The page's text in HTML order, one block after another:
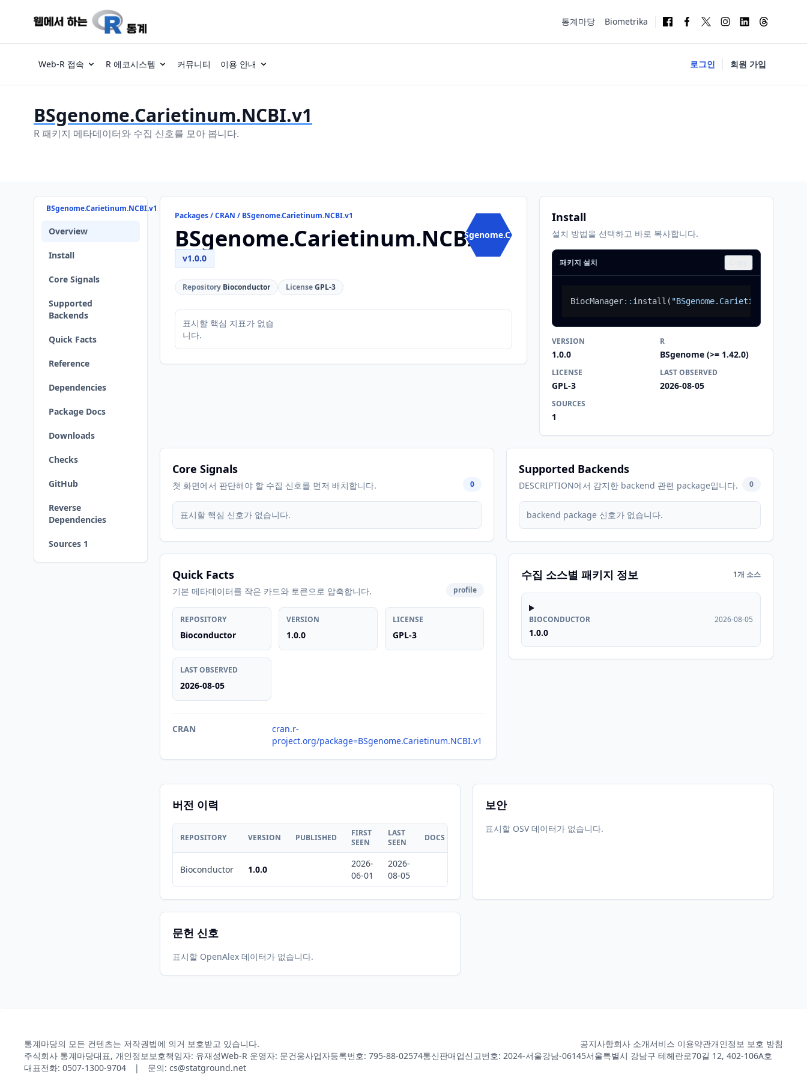
통계마당 Biometrika
Web-R 접속 R 에코시스템 커뮤니티 이용 안내 로그인 회원 가입
BSgenome.Carietinum.NCBI.v1
R 패키지 메타데이터와 수집 신호를 모아 봅니다.
BSgenome.Carietinum.NCBI.v1
Overview
Install
Core Signals
Supported
Backends
Quick Facts
Reference
Dependencies
Package Docs
Downloads
Checks
GitHub
Reverse
Dependencies
Sources 1
Packages / CRAN / BSgenome.Carietinum.NCBI.v1
BSgenome.Carietinum.NCBI.v1
v1.0.0
BSgenome.C...
Repository Bioconductor LicenseGPL-3
표시할 핵심 지표가 없습
니다.
Install
설치 방법을 선택하고 바로 복사합니다.
패키지 설치
BiocManager:: install (
VERSION
1.0.0
R
BSgenome (>= 1.42.0)
LICENSE
GPL-3
LAST OBSERVED
2026-08-05
SOURCES
1
Core Signals
첫 화면에서 판단해야 할 수집 신호를 먼저 배치합니다. 0
표시할 핵심 신호가 없습니다.
Supported Backends
DESCRIPTION에서 감지한 backend 관련 package입니다. 0
backend package 신호가 없습니다.
Quick Facts
기본 메타데이터를 작은 카드와 토큰으로 압축합니다. profile
REPOSITORY
Bioconductor
VERSION
1.0.0
LICENSE
GPL-3
LAST OBSERVED
2026-08-05
CRAN
cran.r-
project.org/package=BSgenome.Carietinum.NCBI.v1
수집 소스별 패키지 정보 1개 소스
BIOCONDUCTOR
1.0.0
2026-08-05
버전 이력
REPOSITORY VERSION PUBLISHED
FIRST
SEEN
LAST
SEEN
DOCS
Bioconductor 1.0.0
2026-
06-01
2026-
08-05
보안
표시할 OSV 데이터가 없습니다.
문헌 신호
표시할 OpenAlex 데이터가 없습니다.
통계마당의 모든 컨텐츠는 저작권법에 의거 보호받고 있습니다. 공지사항회사 소개서비스 이용약관개인정보 보호 방침
주식회사 통계마당대표, 개인정보보호책임자: 유재성Web-R 운영자: 문건웅사업자등록번호: 795-88-02574통신판매업신고번호: 2024-서울강남-06145서울특별시 강남구 테헤란로70길 12, 402-106A호
대표전화: 0507-1300-9704 | 문의: cs@statground.net